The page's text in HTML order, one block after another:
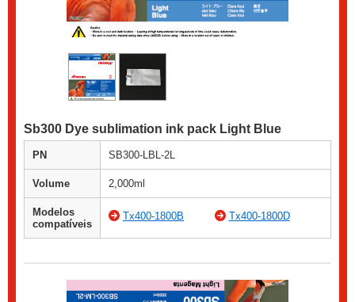
Sb300 Dye sublimation ink pack Light Blue
PN SB300-LBL-2L
Volume 2,000ml
Modelos
compatíveis
Tx400-1800B Tx400-1800D